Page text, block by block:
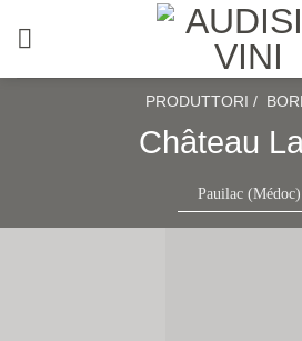
PRODUTTORI /
Château
Pauilac (Médoc)